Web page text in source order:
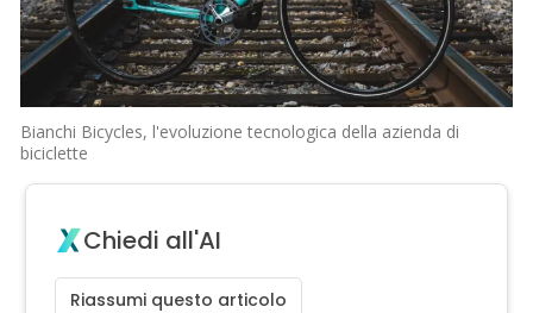
Bianchi Bicycles, l'evoluzione tecnologica della azienda di
biciclette
Chiedi all'AI
Riassumi questo articolo